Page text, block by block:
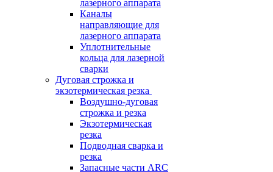
лазерного аппарата
Каналы
направляющие для
лазерного аппарата
Уплотнительные
кольца для лазерной
сварки
Дуговая строжка и
экзотермическая резка
Воздушно-дуговая
строжка и резка
Экзотермическая
резка
Подводная сварка и
резка
Запасные части ARC